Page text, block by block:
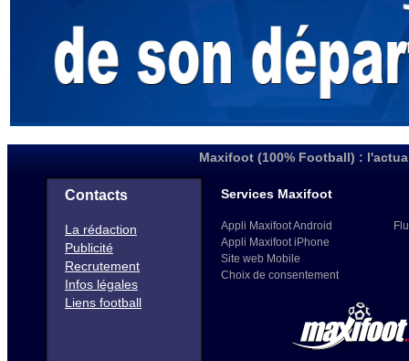
Maxifoot (100% Football) :
Contacts
La rédaction
Publicité
Recrutement
Infos légales
Liens football
Services Maxifoot
Appli Maxifoot Android
Appli Maxifoot iPhone
Site web Mobile
Choix de consentement